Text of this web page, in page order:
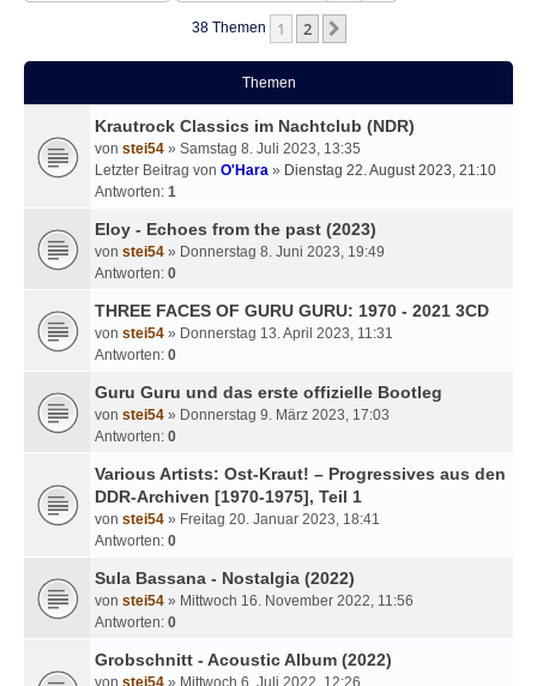
38 Themen 1 2
Themen
Krautrock Classics im Nachtclub (NDR)
von stei54 » Samstag 8. Juli 2023, 13:35
Letzter Beitrag von O'Hara » Dienstag 22. August 2023, 21:10
Antworten: 1
Eloy - Echoes from the past (2023)
von stei54 » Donnerstag 8. Juni 2023, 19:49
Antworten: 0
THREE FACES OF GURU GURU: 1970 - 2021 3CD
von stei54 » Donnerstag 13. April 2023, 11:31
Antworten: 0
Guru Guru und das erste offizielle Bootleg
von stei54 » Donnerstag 9. März 2023, 17:03
Antworten: 0
Various Artists: Ost-Kraut! – Progressives aus den
DDR-Archiven [1970-1975], Teil 1
von stei54 » Freitag 20. Januar 2023, 18:41
Antworten: 0
Sula Bassana - Nostalgia (2022)
von stei54 » Mittwoch 16. November 2022, 11:56
Antworten: 0
Grobschnitt - Acoustic Album (2022)
von stei54 » Mittwoch 6. Juli 2022, 12:26